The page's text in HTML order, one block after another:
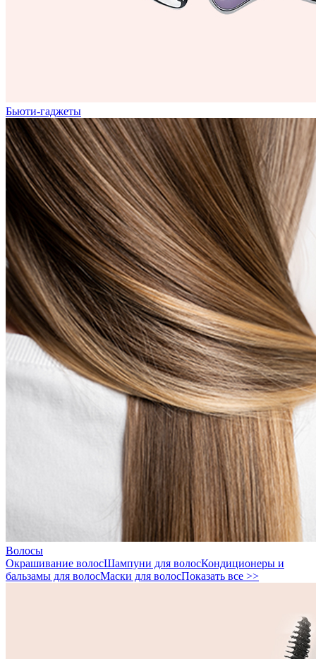
Бьюти-гаджеты
Волосы
Окрашивание волосШампуни для волосКондиционеры и
бальзамы для волосМаски для волосПоказать все >>